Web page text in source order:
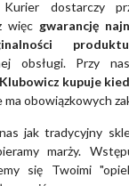
dostarczy
więc gwarancję
produktu
obsługi. Przy
Klubowicz kupuje
ma obowiązkowych
jak tradycyjny
marży.
się Twoimi